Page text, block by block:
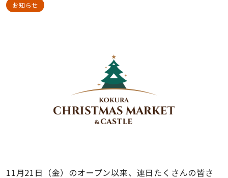
お知らせ
11月21日（金）のオープン以来、連日たくさんの皆さ